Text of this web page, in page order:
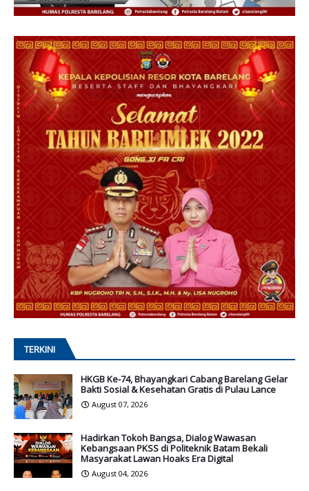
TERKINI
HKGB Ke-74, Bhayangkari Cabang Barelang Gelar
Bakti Sosial & Kesehatan Gratis di Pulau Lance
August 07, 2026
Hadirkan Tokoh Bangsa, Dialog Wawasan
Kebangsaan PKSS di Politeknik Batam Bekali
Masyarakat Lawan Hoaks Era Digital
August 04, 2026